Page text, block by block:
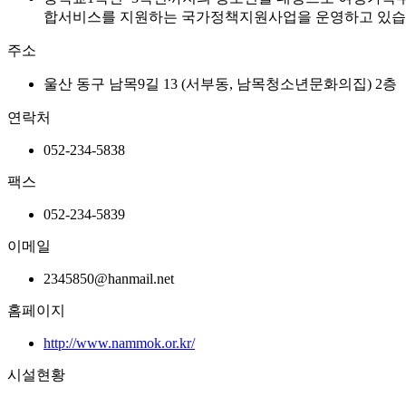
합서비스를 지원하는 국가정책지원사업을 운영하고 있
주소
울산 동구 남목9길 13 (서부동, 남목청소년문화의집) 2층
연락처
052-234-5838
팩스
052-234-5839
이메일
2345850@hanmail.net
홈페이지
http://www.nammok.or.kr/
시설현황